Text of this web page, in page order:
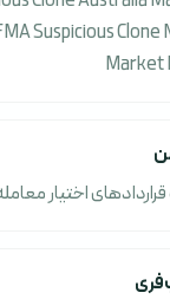
Suspicious Clone
Market
اختیار